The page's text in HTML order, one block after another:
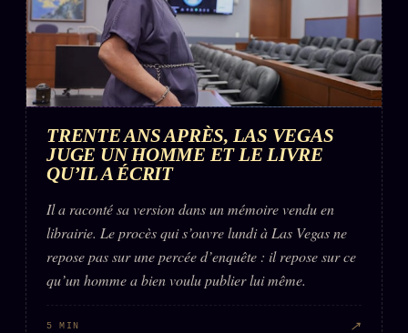
TRENTE ANS APRÈS, LAS VEGAS
JUGE UN HOMME ET LE LIVRE
QU’IL A ÉCRIT
Il a raconté sa version dans un mémoire vendu en
librairie. Le procès qui s’ouvre lundi à Las Vegas ne
repose pas sur une percée d’enquête : il repose sur ce
qu’un homme a bien voulu publier lui même.
5 MIN ↗